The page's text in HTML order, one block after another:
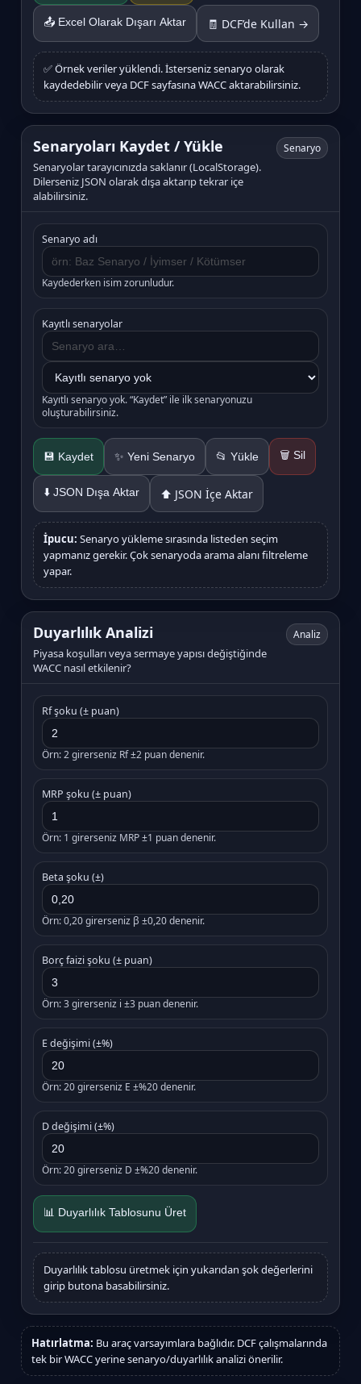
📤 Excel Olarak Dışarı Aktar 🧾 DCF’de Kullan →
✅ Örnek veriler yüklendi. İsterseniz senaryo olarak
kaydedebilir veya DCF sayfasına WACC aktarabilirsiniz.
Senaryoları Kaydet / Yükle
Senaryolar tarayıcınızda saklanır (LocalStorage).
Dilerseniz JSON olarak dışa aktarıp tekrar içe
alabilirsiniz.
Senaryo
Senaryo adı
Kaydederken isim zorunludur.
Kayıtlı senaryolar
Kayıtlı senaryo yok. “Kaydet” ile ilk senaryonuzu
oluşturabilirsiniz.
💾 Kaydet ✨ Yeni Senaryo 📂 Yükle 🗑️ Sil
⬇️ JSON Dışa Aktar ⬆️ JSON İçe Aktar
İpucu: Senaryo yükleme sırasında listeden seçim
yapmanız gerekir. Çok senaryoda arama alanı filtreleme
yapar.
Duyarlılık Analizi
Piyasa koşulları veya sermaye yapısı değiştiğinde
WACC nasıl etkilenir?
Analiz
Rf şoku (± puan)
Örn: 2 girerseniz Rf ±2 puan denenir.
MRP şoku (± puan)
Örn: 1 girerseniz MRP ±1 puan denenir.
Beta şoku (±)
Örn: 0,20 girerseniz β ±0,20 denenir.
Borç faizi şoku (± puan)
Örn: 3 girerseniz i ±3 puan denenir.
E değişimi (±%)
Örn: 20 girerseniz E ±%20 denenir.
D değişimi (±%)
Örn: 20 girerseniz D ±%20 denenir.
📊 Duyarlılık Tablosunu Üret
Duyarlılık tablosu üretmek için yukarıdan şok değerlerini
girip butona basabilirsiniz.
Hatırlatma: Bu araç varsayımlara bağlıdır. DCF çalışmalarında
tek bir WACC yerine senaryo/duyarlılık analizi önerilir.